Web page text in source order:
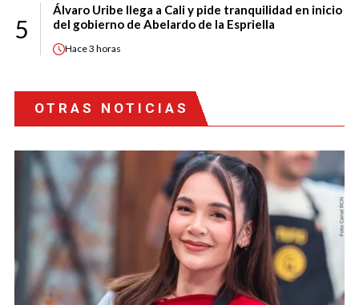
5
Álvaro Uribe llega a Cali y pide tranquilidad en inicio
del gobierno de Abelardo de la Espriella
Hace3 horas
OTRAS NOTICIAS